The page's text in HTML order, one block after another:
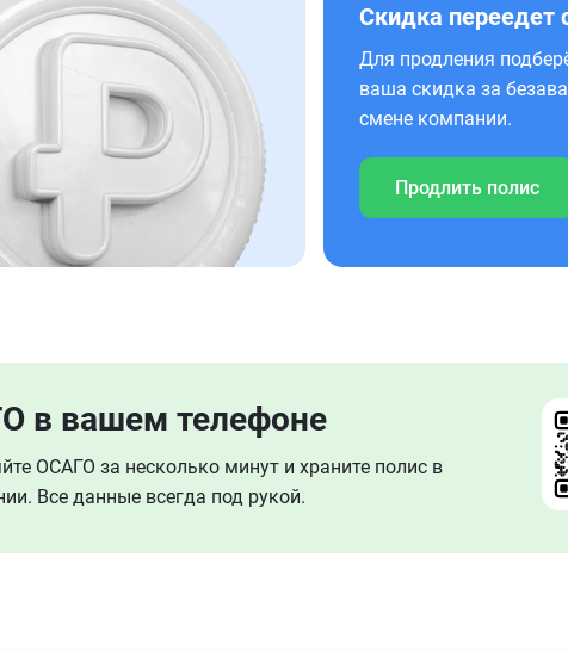
Скидка переедет
Для продления
ваша скидка за
смене компании.
Продлить полис
в вашем телефоне
ОСАГО за несколько минут и храните полис в
Все данные всегда под рукой.